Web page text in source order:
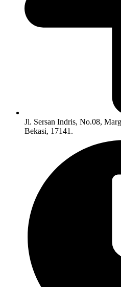
Jl. Sersan Indris, No.08,
Bekasi, 17141.